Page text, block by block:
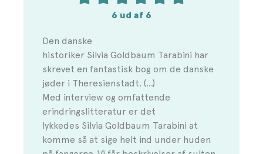
6 ud af 6
Den danske
historiker Silvia Goldbaum Tarabini har
skrevet en fantastisk bog om de danske
jøder i Theresienstadt. (...)
Med interview og omfattende
erindringslitteratur er det
lykkedes Silvia Goldbaum Tarabini at
komme så at sige helt ind under huden